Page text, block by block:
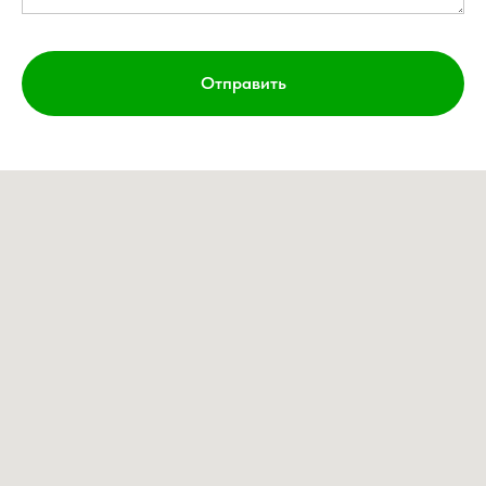
Отправить